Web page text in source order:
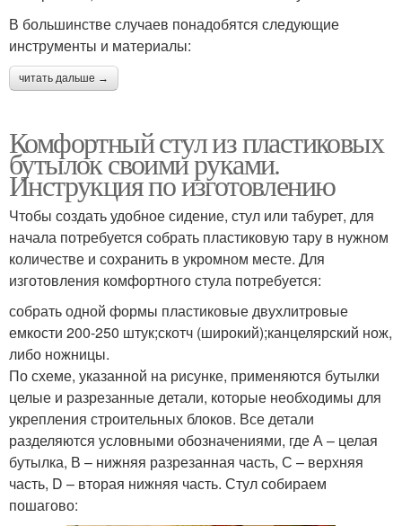
В большинстве случаев понадобятся следующие
инструменты и материалы:
читать дальше →
Комфортный стул из пластиковых
бутылок своими руками.
Инструкция по изготовлению
Чтобы создать удобное сидение, стул или табурет, для
начала потребуется собрать пластиковую тару в нужном
количестве и сохранить в укромном месте. Для
изготовления комфортного стула потребуется:
собрать одной формы пластиковые двухлитровые
емкости 200-250 штук;скотч (широкий);канцелярский нож,
либо ножницы.
По схеме, указанной на рисунке, применяются бутылки
целые и разрезанные детали, которые необходимы для
укрепления строительных блоков. Все детали
разделяются условными обозначениями, где А – целая
бутылка, В – нижняя разрезанная часть, С – верхняя
часть, D – вторая нижняя часть. Стул собираем
пошагово: